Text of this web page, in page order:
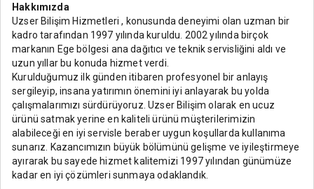
Hakkımızda
Uzser Bilişim Hizmetleri , konusunda deneyimi olan uzman bir
kadro tarafından 1997 yılında kuruldu. 2002 yılında birçok
markanın Ege bölgesi ana dağıtıcı ve teknik servisliğini aldı ve
uzun yıllar bu konuda hizmet verdi.
Kurulduğumuz ilk günden itibaren profesyonel bir anlayış
sergileyip, insana yatırımın önemini iyi anlayarak bu yolda
çalışmalarımızı sürdürüyoruz. Uzser Bilişim olarak en ucuz
ürünü satmak yerine en kaliteli ürünü müşterilerimizin
alabileceği en iyi servisle beraber uygun koşullarda kullanıma
sunarız. Kazancımızın büyük bölümünü gelişme ve iyileştirmeye
ayırarak bu sayede hizmet kalitemizi 1997 yılından günümüze
kadar en iyi çözümleri sunmaya odaklandık.